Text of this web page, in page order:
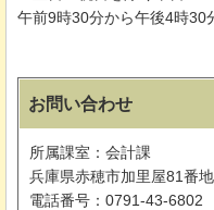
午前9時30分から午後4時30
お問い合わせ
所属課室：会計課
兵庫県赤穂市加里屋81番地
電話番号：0791-43-6802